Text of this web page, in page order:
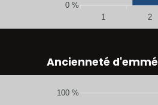
0 %
1
2
Ancienneté
100 %